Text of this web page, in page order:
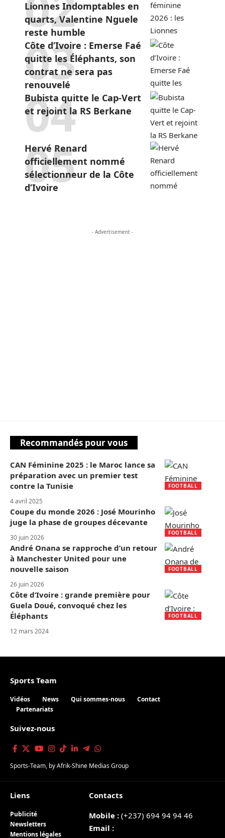
Lionnes Indomptables en
quarts, Valentine Nguele
reste humble
Côte d’Ivoire : Emerse Faé
quitte les Éléphants, son
contrat ne sera pas
renouvelé
Bubista quitte le Cap-Vert
et rejoint la RS Berkane
Hervé Renard
officiellement nommé
sélectionneur de la Côte
d’Ivoire
- Advertisement -
Recommandés pour vous
FOOTBALL
CAN Féminine 2025 : le Maroc lance sa
préparation avec un premier test
contre la Tunisie
4 avril 2025
FOOTBALL
Coupe du monde 2026 : José Mourinho
juge la phase de groupes décevante
30 juin 2026
FOOTBALL
André Onana se rapproche d’un retour
à Manchester United pour une
nouvelle saison
26 juin 2026
FOOTBALL
Côte d’Ivoire : grande première pour
Guela Doué, convoqué chez les
Éléphants
12 mars 2024
Sports Team
Vidéos News Qui sommes-nous
Contact
Partenariats
Suivez-nous
Sports-Team, byAfrik-Shine Medias Group
Liens
Publicité
Newsletters
Mentions légales
Contacts
Mobile : (+237) 694 94 94 46
Email :